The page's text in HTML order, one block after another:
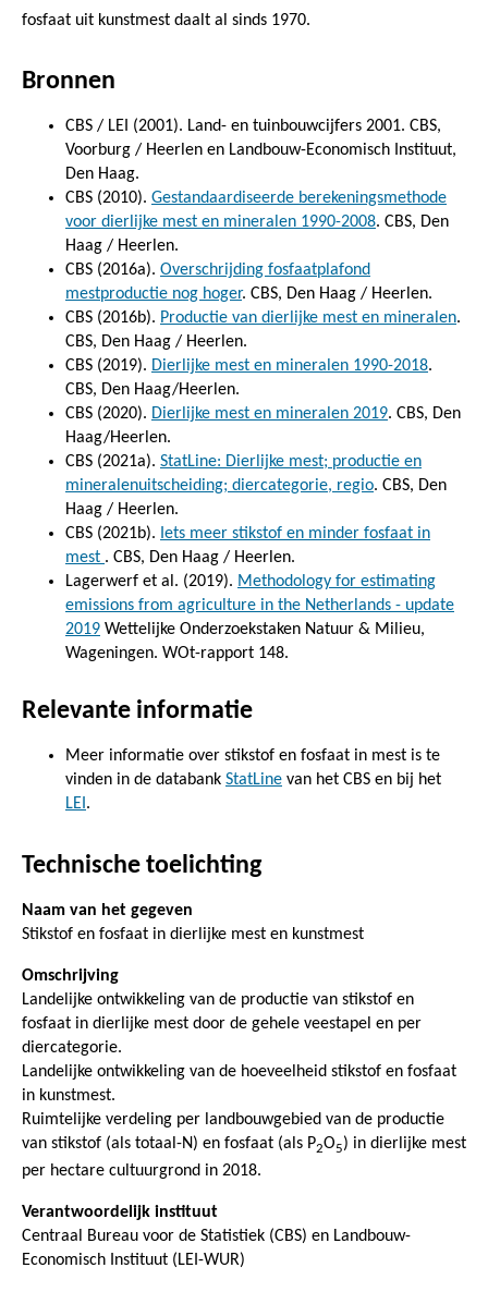
fosfaat uit kunstmest daalt al sinds 1970.
Bronnen
CBS / LEI (2001). Land- en tuinbouwcijfers 2001. CBS,
Voorburg / Heerlen en Landbouw-Economisch Instituut,
Den Haag.
CBS (2010). Gestandaardiseerde berekeningsmethode
voor dierlijke mest en mineralen 1990-2008. CBS, Den
Haag / Heerlen.
CBS (2016a). Overschrijding fosfaatplafond
mestproductie nog hoger. CBS, Den Haag / Heerlen.
CBS (2016b). Productie van dierlijke mest en mineralen.
CBS, Den Haag / Heerlen.
CBS (2019). Dierlijke mest en mineralen 1990-2018.
CBS, Den Haag/Heerlen.
CBS (2020). Dierlijke mest en mineralen 2019. CBS, Den
Haag/Heerlen.
CBS (2021a). StatLine: Dierlijke mest; productie en
mineralenuitscheiding; diercategorie, regio. CBS, Den
Haag / Heerlen.
CBS (2021b). Iets meer stikstof en minder fosfaat in
mest . CBS, Den Haag / Heerlen.
Lagerwerf et al. (2019). Methodology for estimating
emissions from agriculture in the Netherlands - update
2019 Wettelijke Onderzoekstaken Natuur & Milieu,
Wageningen. WOt-rapport 148.
Relevante informatie
Meer informatie over stikstof en fosfaat in mest is te
vinden in de databank StatLine van het CBS en bij het
LEI .
Technische toelichting
Naam van het gegeven
Stikstof en fosfaat in dierlijke mest en kunstmest
Omschrijving
Landelijke ontwikkeling van de productie van stikstof en
fosfaat in dierlijke mest door de gehele veestapel en per
diercategorie.
Landelijke ontwikkeling van de hoeveelheid stikstof en fosfaat
in kunstmest.
Ruimtelijke verdeling per landbouwgebied van de productie
van stikstof (als totaal-N) en fosfaat (als P2O5) in dierlijke mest
per hectare cultuurgrond in 2018.
Verantwoordelijk instituut
Centraal Bureau voor de Statistiek (CBS) en Landbouw-
Economisch Instituut (LEI-WUR)